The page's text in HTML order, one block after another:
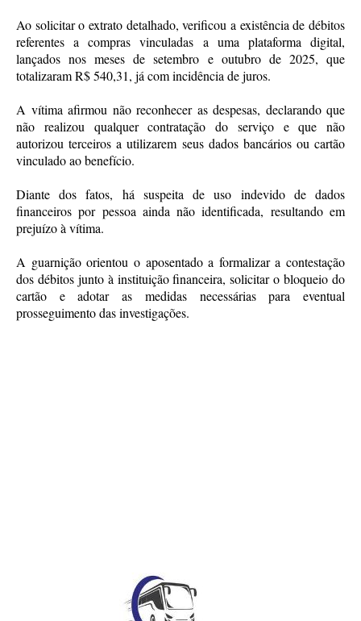
Ao solicitar o extrato detalhado, verificou a existência de débitos
referentes a compras vinculadas a uma plataforma digital,
lançados nos meses de setembro e outubro de 2025, que
totalizaram R$ 540,31, já com incidência de juros.
A vítima afirmou não reconhecer as despesas, declarando que
não realizou qualquer contratação do serviço e que não
autorizou terceiros a utilizarem seus dados bancários ou cartão
vinculado ao benefício.
Diante dos fatos, há suspeita de uso indevido de dados
financeiros por pessoa ainda não identificada, resultando em
prejuízo à vítima.
A guarnição orientou o aposentado a formalizar a contestação
dos débitos junto à instituição financeira, solicitar o bloqueio do
cartão e adotar as medidas necessárias para eventual
prosseguimento das investigações.